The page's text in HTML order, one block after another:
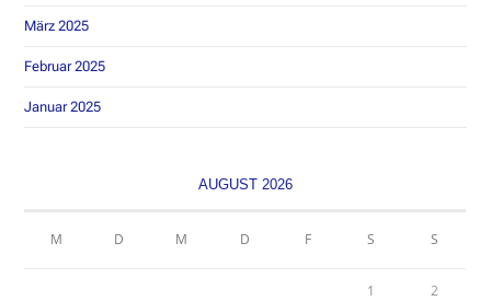
März 2025
Februar 2025
Januar 2025
AUGUST 2026
M D M D F S S
1 2